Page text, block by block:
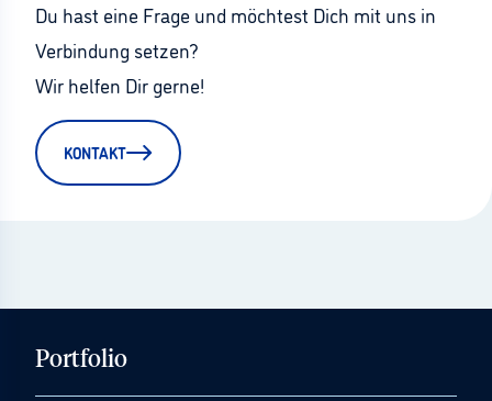
Du hast eine Frage und möchtest Dich mit uns in
Verbindung setzen?
Wir helfen Dir gerne!
KONTAKT
Portfolio